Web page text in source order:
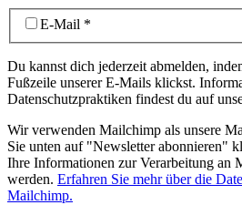
E-Mail *
Du kannst dich jederzeit abmelden,
Fußzeile unserer E-Mails klickst.
Datenschutzpraktiken findest du auf
Wir verwenden Mailchimp als unsere
Sie unten auf "Newsletter abonnieren"
Ihre Informationen zur Verarbeitung an
werden. Erfahren Sie mehr über die
Mailchimp.